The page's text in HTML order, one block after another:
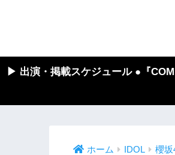
▶︎ 出演・掲載スケジュール ●『
ホーム IDOL 櫻坂